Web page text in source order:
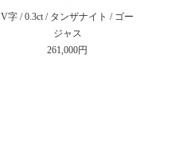
V字 / 0.3ct / タンザナイト / ゴー
ジャス
261,000円